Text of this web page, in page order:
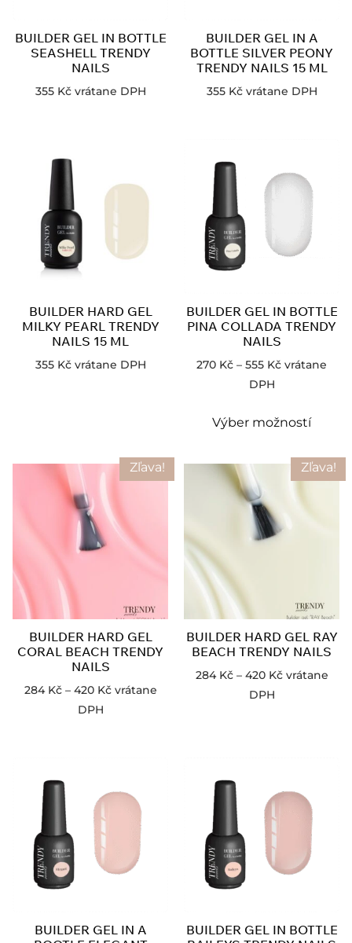
BUILDER GEL IN BOTTLE
SEASHELL TRENDY
NAILS
355 Kč vrátane DPH
BUILDER GEL IN A
BOTTLE SILVER PEONY
TRENDY NAILS 15 ML
355 Kč vrátane DPH
BUILDER HARD GEL
MILKY PEARL TRENDY
NAILS 15 ML
355 Kč vrátane DPH
BUILDER GEL IN BOTTLE
PINA COLLADA TRENDY
NAILS
270 Kč – 555 Kč vrátane
DPH
Výber možností
Zľava!
BUILDER HARD GEL
CORAL BEACH TRENDY
NAILS
284 Kč – 420 Kč vrátane
DPH
Zľava!
BUILDER HARD GEL RAY
BEACH TRENDY NAILS
284 Kč – 420 Kč vrátane
DPH
BUILDER GEL IN A
BUILDER GEL IN BOTTLE